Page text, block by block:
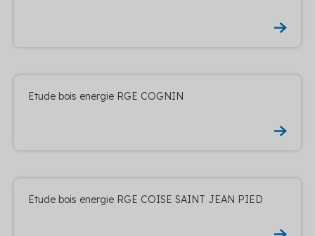
Etude bois energie RGE COGNIN
Etude bois energie RGE COISE SAINT JEAN PIED